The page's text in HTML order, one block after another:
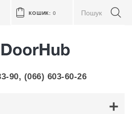
КОШИК: 0
90, (066) 603-60-26